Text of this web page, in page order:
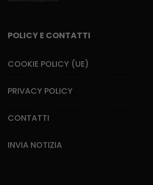
POLICY E CONTATTI
COOKIE POLICY (UE)
PRIVACY POLICY
CONTATTI
INVIA NOTIZIA